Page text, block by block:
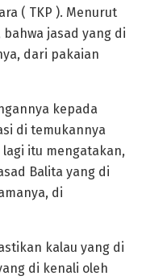
( TKP ). Menurut
jasad yang di
dari pakaian
kepada
di temukannya
itu mengatakan,
Balita yang di
di
kalau yang di
di kenali oleh